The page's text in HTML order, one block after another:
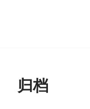
归档